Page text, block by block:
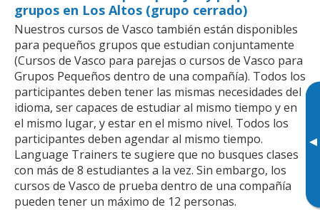
▸
grupos en Los Altos (grupo cerrado)
Nuestros cursos de Vasco también están disponibles
para pequeños grupos que estudian conjuntamente
(Cursos de Vasco para parejas o cursos de Vasco para
Grupos Pequeños dentro de una compañía). Todos los
participantes deben tener las mismas necesidades del
idioma, ser capaces de estudiar al mismo tiempo y en
el mismo lugar, y estar en el mismo nivel. Todos los
participantes deben agendar al mismo tiempo.
Language Trainers te sugiere que no busques clases
con más de 8 estudiantes a la vez. Sin embargo, los
cursos de Vasco de prueba dentro de una compañía
pueden tener un máximo de 12 personas.